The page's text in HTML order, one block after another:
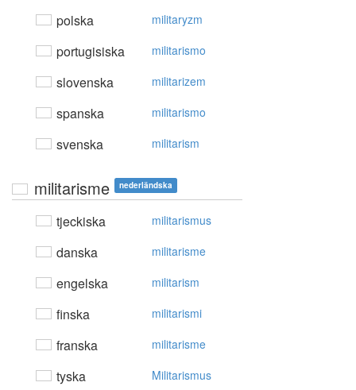
polska militaryzm
portugisiska militarismo
slovenska militarizem
spanska militarismo
svenska militarism
militarisme nederländska
tjeckiska militarismus
danska militarisme
engelska militarism
finska militarismi
franska militarisme
tyska Militarismus